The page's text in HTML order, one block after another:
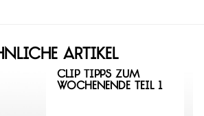
Artikel
Clip Tipps zum
Wochenende Teil 1